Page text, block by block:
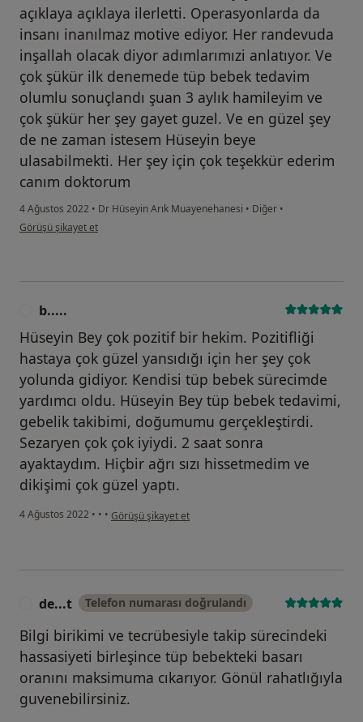
açıklaya açıklaya ilerletti. Operasyonlarda da
insanı inanılmaz motive ediyor. Her randevuda
inşallah olacak diyor adımlarımızi anlatıyor. Ve
çok şükür ilk denemede tüp bebek tedavim
olumlu sonuçlandı şuan 3 aylık hamileyim ve
çok şükür her şey gayet guzel. Ve en güzel şey
de ne zaman istesem Hüseyin beye
ulasabilmekti. Her şey için çok teşekkür ederim
canım doktorum
4 Ağustos 2022 • Dr Hüseyin Arık Muayenehanesi • Diğer •
kullanıcının görüşüne göre t....c
Görüşü şikayet et
b.....
Hüseyin Bey çok pozitif bir hekim. Pozitifliği
hastaya çok güzel yansıdığı için her şey çok
yolunda gidiyor. Kendisi tüp bebek sürecimde
yardımcı oldu. Hüseyin Bey tüp bebek tedavimi,
gebelik takibimi, doğumumu gerçekleştirdi.
Sezaryen çok çok iyiydi. 2 saat sonra
ayaktaydım. Hiçbir ağrı sızı hissetmedim ve
dikişimi çok güzel yaptı.
4 Ağustos 2022 • • • kullanıcının görüşüne göre b.....
Görüşü şikayet et
de...t Telefon numarası doğrulandı
Bilgi birikimi ve tecrübesiyle takip sürecindeki
hassasiyeti birleşince tüp bebekteki basarı
oranını maksimuma cıkarıyor. Gönül rahatlığıyla
guvenebilirsiniz.